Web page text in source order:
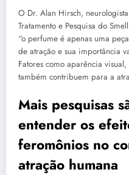
O Dr. Alan Hirsch,
Tratamento e Pesquisa do
“o perfume é apenas uma
de atração e sua importância
Fatores como aparência
também contribuem para a
Mais pesquisas
entender os
feromônios no
atração humana